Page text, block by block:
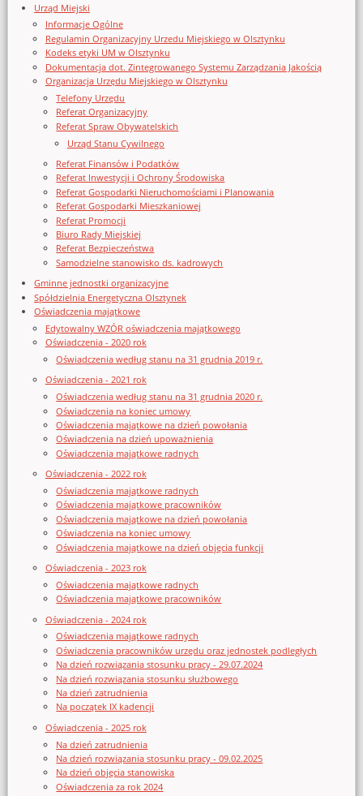
Urząd Miejski
Informacje Ogólne
Regulamin Organizacyjny Urzedu Miejskiego w Olsztynku
Kodeks etyki UM w Olsztynku
Dokumentacja dot. Zintegrowanego Systemu Zarządzania Jakością
Organizacja Urzędu Miejskiego w Olsztynku
Telefony Urzędu
Referat Organizacyjny
Referat Spraw Obywatelskich
Urząd Stanu Cywilnego
Referat Finansów i Podatków
Referat Inwestycji i Ochrony Środowiska
Referat Gospodarki Nieruchomościami i Planowania
Referat Gospodarki Mieszkaniowej
Referat Promocji
Biuro Rady Miejskiej
Referat Bezpieczeństwa
Samodzielne stanowisko ds. kadrowych
Gminne jednostki organizacyjne
Spółdzielnia Energetyczna Olsztynek
Oświadczenia majątkowe
Edytowalny WZÓR oświadczenia majątkowego
Oświadczenia - 2020 rok
Oświadczenia według stanu na 31 grudnia 2019 r.
Oświadczenia - 2021 rok
Oświadczenia według stanu na 31 grudnia 2020 r.
Oświadczenia na koniec umowy
Oświadczenia majątkowe na dzień powołania
Oświadczenia na dzień upoważnienia
Oświadczenia majątkowe radnych
Oświadczenia - 2022 rok
Oświadczenia majątkowe radnych
Oświadczenia majątkowe pracowników
Oświadczenia majątkowe na dzień powołania
Oświadczenia na koniec umowy
Oświadczenia majątkowe na dzień objęcia funkcji
Oświadczenia - 2023 rok
Oświadczenia majątkowe radnych
Oświadczenia majątkowe pracowników
Oświadczenia - 2024 rok
Oświadczenia majątkowe radnych
Oświadczenia pracowników urzędu oraz jednostek podległych
Na dzień rozwiązania stosunku pracy - 29.07.2024
Na dzień rozwiązania stosunku służbowego
Na dzień zatrudnienia
Na początek IX kadencji
Oświadczenia - 2025 rok
Na dzień zatrudnienia
Na dzień rozwiązania stosunku pracy - 09.02.2025
Na dzień objęcia stanowiska
Oświadczenia za rok 2024